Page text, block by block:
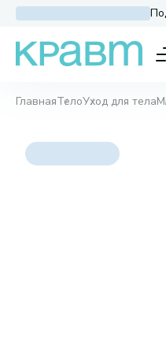
ГлавнаяТелоУход для тела